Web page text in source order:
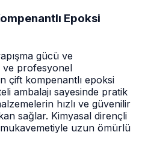
Epoksi
gücü ve
ve profesyonel
çift kompenantlı epoksi
ambalajı sayesinde pratik
hızlı ve güvenilir
sağlar. Kimyasal dirençli
uzun ömürlü